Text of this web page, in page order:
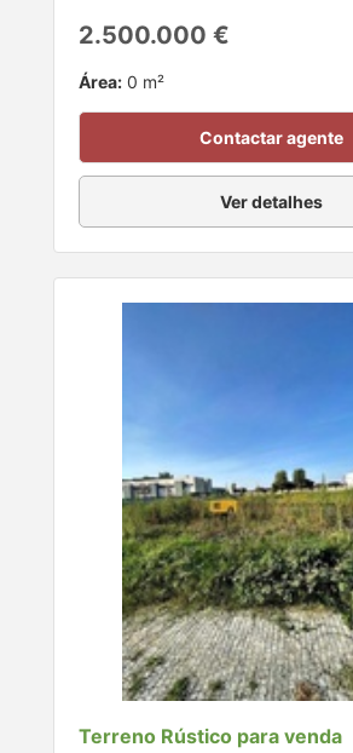
2.500.000 €
Área: 0 m²
Contactar agente
Ver detalhes
Terreno Rústico para venda